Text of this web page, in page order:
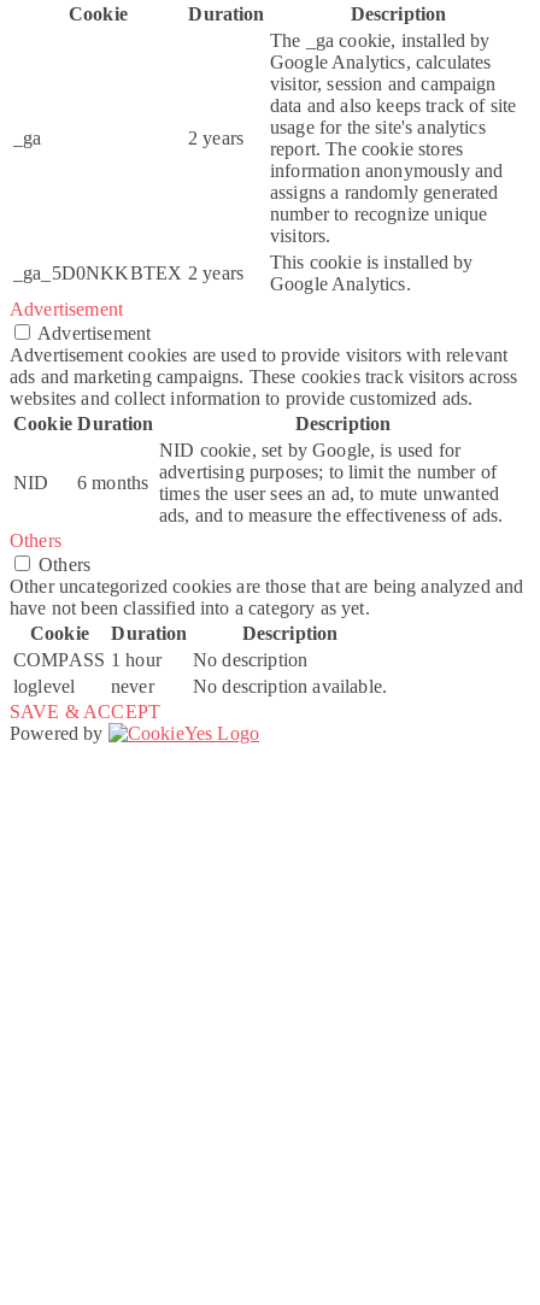
Cookie
Duration Description
_ga 2 years
The _ga cookie, installed by
Google Analytics, calculates
visitor, session and campaign
data and also keeps track of site
usage for the site's analytics
report. The cookie stores
information anonymously and
assigns a randomly generated
number to recognize unique
visitors.
_ga_5D0NKKBTEX 2 years
This cookie is installed by
Google Analytics.
Advertisement
Advertisement
Advertisement cookies are used to provide visitors with relevant
ads and marketing campaigns. These cookies track visitors across
websites and collect information to provide customized ads.
Cookie Duration Description
NID 6 months
NID cookie, set by Google, is used for
advertising purposes; to limit the number of
times the user sees an ad, to mute unwanted
ads, and to measure the effectiveness of ads.
Others
Others
Other uncategorized cookies are those that are being analyzed and
have not been classified into a category as yet.
Cookie
Duration
Description
COMPASS 1 hour
No description
loglevel
never
No description available.
SAVE & ACCEPT
Powered by